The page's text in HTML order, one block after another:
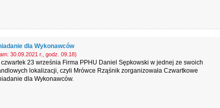
dla Wykonawców
30.09.2021 r., godz. 09.18)
czwartek 23 września Firma PPHU Daniel Sępkowski w jednej ze swoich
lokalizacji, czyli Mrówce Rząśnik zorganizowała Czwartkowe
dla Wykonawców.